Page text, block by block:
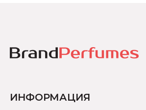
ИНФОРМАЦИЯ